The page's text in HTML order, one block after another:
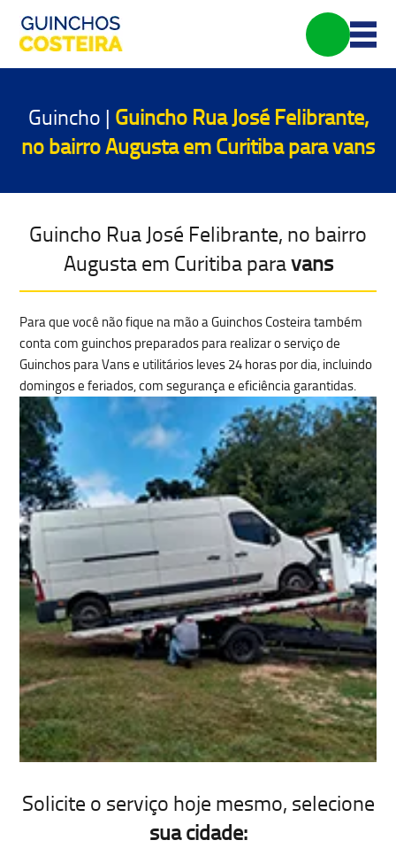
Guincho | Guincho Rua José Felibrante,
no bairro Augusta em Curitiba paravans
Guincho Rua José Felibrante, no bairro
Augusta em Curitiba paravans
Para que você não fique na mão a Guinchos Costeira também
conta com guinchos preparados para realizar o serviço de
Guinchos para Vans e utilitários leves 24 horas por dia, incluindo
domingos e feriados, comsegurança e eficiência garantidas.
Solicite o serviço hoje mesmo, selecione
sua cidade: